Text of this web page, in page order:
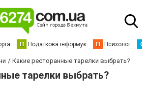
П Податкова інформує П Психолог С
Какие ресторанные тарелки выбрать?
тарелки выбрать?